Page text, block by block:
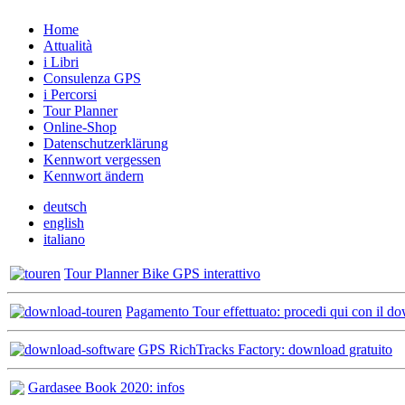
Home
Attualità
i Libri
Consulenza GPS
i Percorsi
Tour Planner
Online-Shop
Datenschutzerklärung
Kennwort vergessen
Kennwort ändern
deutsch
english
italiano
Tour Planner Bike GPS interattivo
Pagamento Tour effettuato: procedi qui con il
GPS RichTracks Factory: download gratuito
Gardasee Book 2020: infos